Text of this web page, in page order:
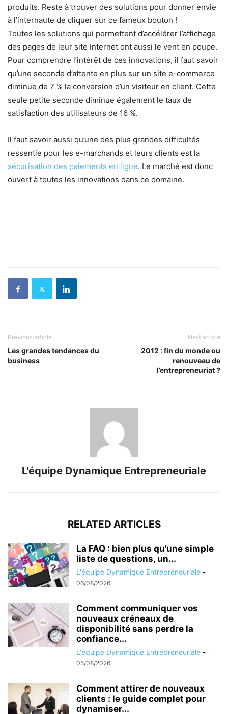
produits. Reste à trouver des solutions pour donner envie
à l’internaute de cliquer sur ce fameux bouton !
Toutes les solutions qui permettent d’accélérer l’affichage
des pages de leur site Internet ont aussi le vent en poupe.
Pour comprendre l’intérêt de ces innovations, il faut savoir
qu’une seconde d’attente en plus sur un site e-commerce
diminue de 7 % la conversion d’un visiteur en client. Cette
seule petite seconde diminue également le taux de
satisfaction des utilisateurs de 16 %.
Il faut savoir aussi qu’une des plus grandes difficultés
ressentie pour les e-marchands et leurs clients est la
sécurisation des paiements en ligne. Le marché est donc
ouvert à toutes les innovations dans ce domaine.
Previous article
Les grandes tendances du
business
Next article
2012 : fin du monde ou
renouveau de
l’entrepreneuriat ?
L'équipe Dynamique Entrepreneuriale
RELATED ARTICLES
La FAQ : bien plus qu’une simple
liste de questions, un...
L'équipe Dynamique Entrepreneuriale -
06/08/2026
Comment communiquer vos
nouveaux créneaux de
disponibilité sans perdre la
confiance...
L'équipe Dynamique Entrepreneuriale -
05/08/2026
Comment attirer de nouveaux
clients : le guide complet pour
dynamiser...